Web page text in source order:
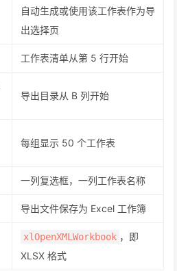
自动生成或使用该工作表作为导
出选择页
工作表清单从第 5 行开始
导出目录从 B 列开始
每组显示 50 个工作表
一列复选框，一列工作表名称
导出文件保存为 Excel 工作簿
xlOpenXMLWorkbook ，即
XLSX 格式